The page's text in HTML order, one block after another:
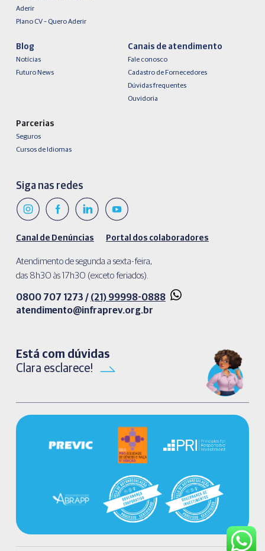
Aderir
Plano CV – Quero Aderir
Blog
Notícias
Futuro News
Canais de atendimento
Fale conosco
Cadastro de Fornecedores
Dúvidas frequentes
Ouvidoria
Parcerias
Seguros
Cursos de Idiomas
Siga nas redes
Canal de Denúncias Portal dos colaboradores
Atendimento de segunda a sexta-feira,
das 8h30 às 17h30 (exceto feriados).
0800 707 1273 / (21) 99998-0888
atendimento@infraprev.org.br​
Está com dúvidas
Clara esclarece!